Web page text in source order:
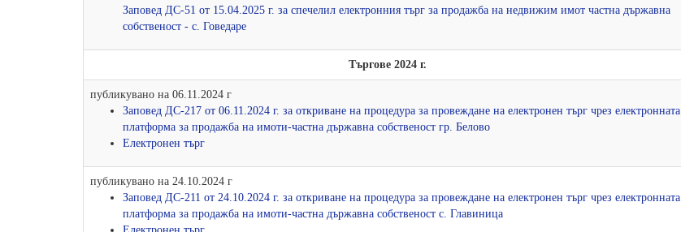
Заповед ДС-51 от 15.04.2025 г. за спечелил електронния търг за продажба на недвижим имот частна държавна
собственост - с. Говедаре
Търгове 2024 г.
публикувано на 06.11.2024 г
Заповед ДС-217 от 06.11.2024 г. за откриване на процедура за провеждане на електронен търг чрез електронната
платформа за продажба на имоти-частна държавна собственост гр. Белово
Електронен търг
публикувано на 24.10.2024 г
Заповед ДС-211 от 24.10.2024 г. за откриване на процедура за провеждане на електронен търг чрез електронната
платформа за продажба на имоти-частна държавна собственост с. Главиница